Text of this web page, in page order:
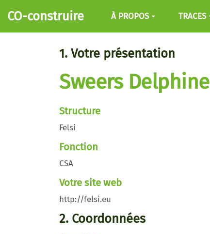
Aller au contenu principal
CO-construire À PROPOS TRACES
1. Votre présentation
Sweers Delphine
Structure
Felsi
Fonction
CSA
Votre site web
http://felsi.eu
2. Coordonnées